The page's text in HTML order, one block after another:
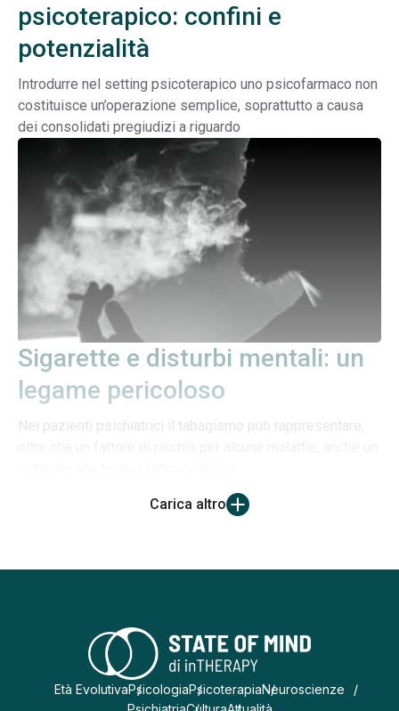
psicoterapico: confini e
potenzialità
Introdurre nel setting psicoterapico uno psicofarmaco non
costituisce un’operazione semplice, soprattutto a causa
dei consolidati pregiudizi a riguardo
Sigarette e disturbi mentali: un
legame pericoloso
Nei pazienti psichiatrici il tabagismo può rappresentare,
Carica altro
Età EvolutivaPsicologiaPsicoterapiaNeuroscienze